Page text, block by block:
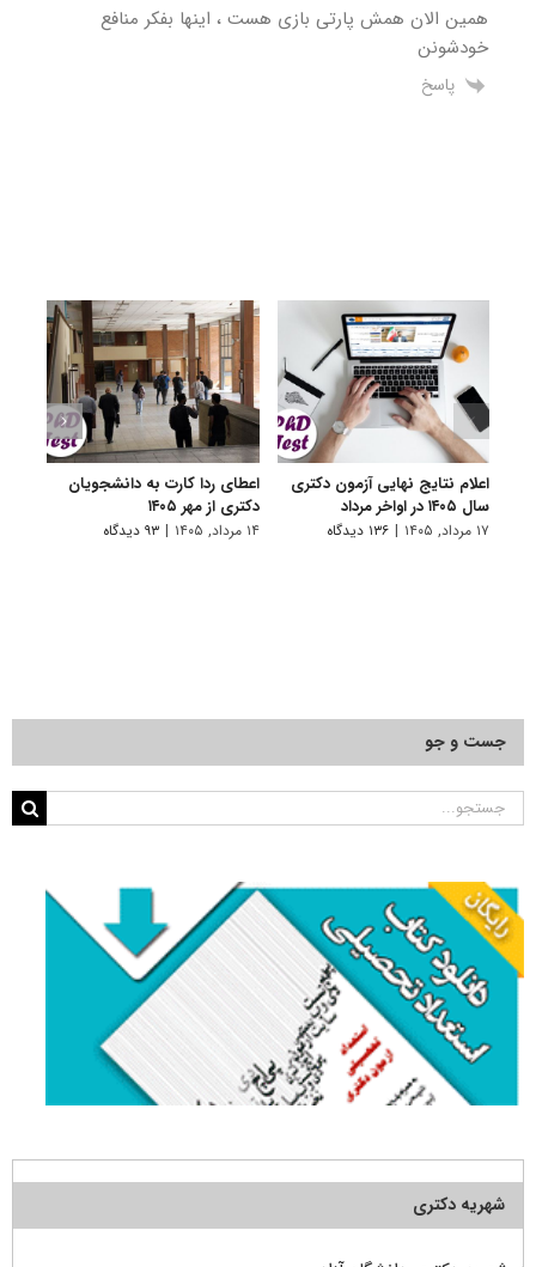
همین الان همش پارتی بازی هست ، اینها بفکر منافع
خودشونن
پاسخ
اعلام نتایج نهایی آزمون دکتری
سال ۱۴۰۵ در اواخر مرداد
۱۷ مرداد, ۱۴۰۵ | ۱۳۶ دیدگاه
اعطای ردا کارت به دانشجویان
دکتری از مهر ۱۴۰۵
۱۴ مرداد, ۱۴۰۵ | ۹۳ دیدگاه
جست و جو
جستجو
شهریه دکتری